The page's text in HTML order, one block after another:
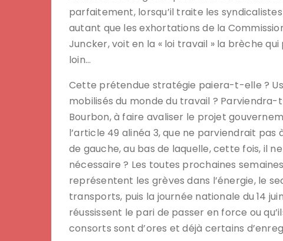
parfaitement, lorsqu’il traite les syndicalistes
autant que les exhortations de la
Juncker, voit en la « loi travail » la brèche
loin…
Cette prétendue stratégie paiera-t-elle ?
mobilisés du monde du travail ?
Bourbon, à faire avaliser le projet
l’article 49 alinéa 3, que ne parviendrait
de gauche, au bas de laquelle, cette fois, il
nécessaire ? Les toutes prochaines
représentent les grèves dans l’énergie, le
transports, puis la journée nationale du 14
réussissent le pari de passer en force ou
consorts sont d’ores et déjà certains